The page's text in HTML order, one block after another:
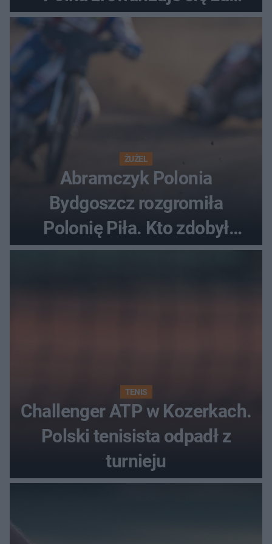
ostatnią porażkę?
ŻUŻEL
Abramczyk Polonia
Bydgoszcz rozgromiła
Polonię Piła. Kto zdobył
najwięcej punktów?
TENIS
Challenger ATP w Kozerkach.
Polski tenisista odpadł z
turnieju